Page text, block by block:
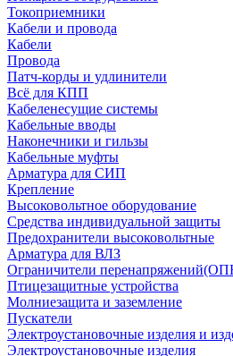
Токоприемники
Кабели и провода
Кабели
Провода
Патч-корды и удлинители
Всё для КПП
Кабеленесущие системы
Кабельные вводы
Наконечники и гильзы
Кабельные муфты
Арматура для СИП
Крепление
Высоковольтное оборудование
Средства индивидуальной защиты
Предохранители высоковольтные
Арматура для ВЛЗ
Ограничители
Птицезащитные устройства
Молниезащита и заземление
Пускатели
Электроустановочные изделия и
Электроустановочные изделия